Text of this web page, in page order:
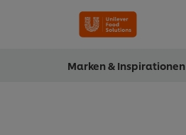
Marken & Inspirationen